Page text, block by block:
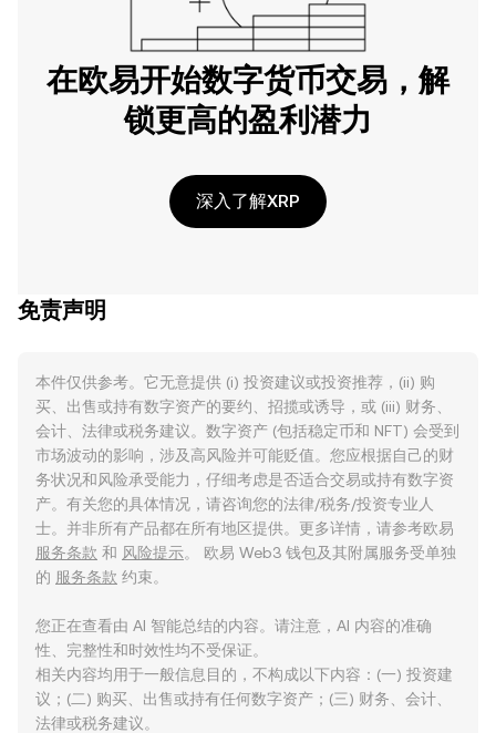
在欧易开始数字货币交易，解
锁更高的盈利潜力
深入了解XRP
免责声明
本件仅供参考。它无意提供 (i) 投资建议或投资推荐，(ii) 购
买、出售或持有数字资产的要约、招揽或诱导，或 (iii) 财务、
会计、法律或税务建议。数字资产 (包括稳定币和 NFT) 会受到
市场波动的影响，涉及高风险并可能贬值。您应根据自己的财
务状况和风险承受能力，仔细考虑是否适合交易或持有数字资
产。有关您的具体情况，请咨询您的法律/税务/投资专业人
士。并非所有产品都在所有地区提供。更多详情，请参考欧易
服务条款 和 风险提示。 欧易 Web3 钱包及其附属服务受单独
的 服务条款 约束。
您正在查看由 AI 智能总结的内容。请注意，AI 内容的准确
性、完整性和时效性均不受保证。
相关内容均用于一般信息目的，不构成以下内容：(一) 投资建
议；(二) 购买、出售或持有任何数字资产；(三) 财务、会计、
法律或税务建议。